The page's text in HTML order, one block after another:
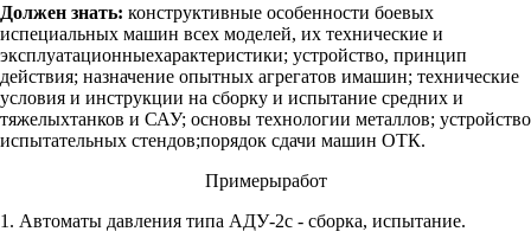
Должен знать: конструктивные особенности боевых
испециальных машин всех моделей, их технические и
эксплуатационныехарактеристики; устройство, принцип
действия; назначение опытных агрегатов имашин; технические
условия и инструкции на сборку и испытание средних и
тяжелыхтанков и САУ; основы технологии металлов; устройство
испытательных стендов;порядок сдачи машин ОТК.
Примерыработ
1. Автоматы давления типа АДУ-2с - сборка, испытание.